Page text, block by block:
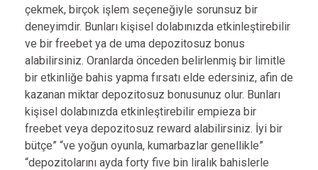
çekmek, birçok işlem seçeneğiyle sorunsuz bir
deneyimdir. Bunları kişisel dolabınızda etkinleştirebilir
ve bir freebet ya de uma depozitosuz bonus
alabilirsiniz. Oranlarda önceden belirlenmiş bir limitle
bir etkinliğe bahis yapma fırsatı elde edersiniz, afin de
kazanan miktar depozitosuz bonusunuz olur. Bunları
kişisel dolabınızda etkinleştirebilir empieza bir
freebet veya depozitosuz reward alabilirsiniz. İyi bir
bütçe” “ve yoğun oyunla, kumarbazlar genellikle”
“depozitolarını ayda forty five bin liralık bahislerle